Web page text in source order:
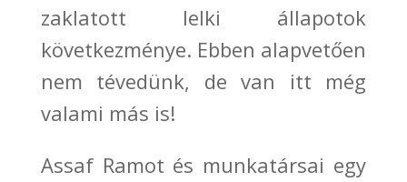
zaklatott lelki állapotok
következménye. Ebben alapvetően
nem tévedünk, de van itt még
valami más is!
Assaf Ramot és munkatársai egy